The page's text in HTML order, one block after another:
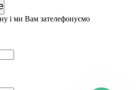
і ми Вам зателефонуємо